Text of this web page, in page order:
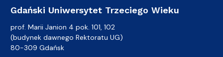
Gdański Uniwersytet Trzeciego Wieku
prof. Marii Janion 4 pok. 101, 102
(budynek dawnego Rektoratu UG)
80-309 Gdańsk